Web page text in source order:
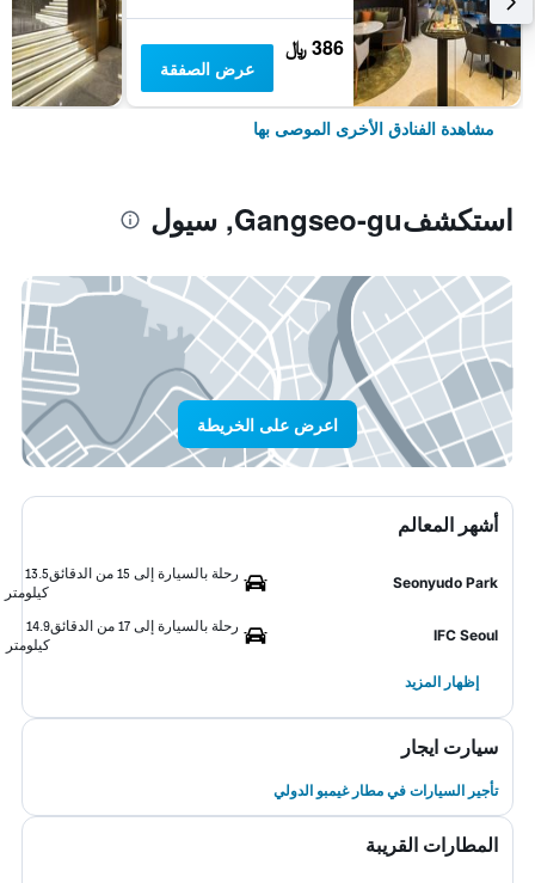
386 ﷼
عرض الصفقة
مشاهدة الفنادق الأخرى الموصى بها
استكشفGangseo-gu, سيول
اعرض على الخريطة
أشهر المعالم
Seonyudo Park
رحلة بالسيارة إلى 15 من الدقائق
13.5
كيلومتر
IFC Seoul
رحلة بالسيارة إلى 17 من الدقائق
14.9
كيلومتر
إظهار المزيد
سيارت ايجار
تأجير السيارات في مطار غيمبو الدولي
المطارات القريبة